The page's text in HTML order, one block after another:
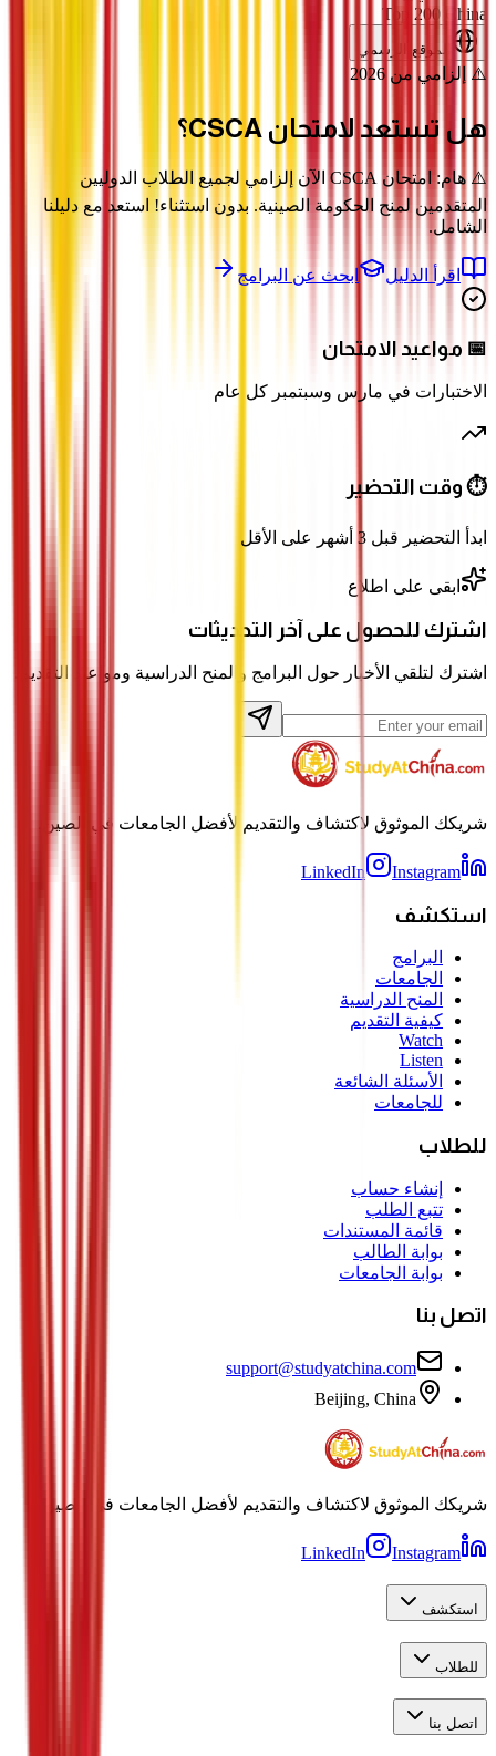
Top 200 China
الموقع الرسمي
⚠️ إلزامي من 2026
هل تستعد لامتحان CSCA؟
⚠️ هام: امتحان CSCA الآن إلزامي لجميع الطلاب الدوليين
المتقدمين لمنح الحكومة الصينية. بدون استثناء! استعد مع دليلنا
الشامل.
اقرأ الدليل ابحث عن البرامج
📅 مواعيد الامتحان
الاختبارات في مارس وسبتمبر كل عام
⏱️ وقت التحضير
ابدأ التحضير قبل 3 أشهر على الأقل
ابقى على اطلاع
اشترك للحصول على آخر التحديثات
اشترك لتلقي الأخبار حول البرامج والمنح الدراسية ومواعيد التقديم.
شريكك الموثوق لاكتشاف والتقديم لأفضل الجامعات في الصين.
LinkedIn Instagram
استكشف
البرامج
الجامعات
المنح الدراسية
كيفية التقديم
Watch
Listen
الأسئلة الشائعة
للجامعات
للطلاب
إنشاء حساب
تتبع الطلب
قائمة المستندات
بوابة الطالب
بوابة الجامعات
اتصل بنا
support@studyatchina.com
Beijing, China
شريكك الموثوق لاكتشاف والتقديم لأفضل الجامعات في الصين.
LinkedIn Instagram
استكشف
للطلاب
اتصل بنا